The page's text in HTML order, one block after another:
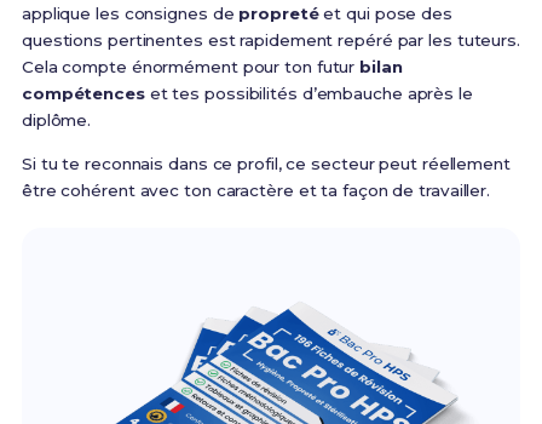
applique les consignes de propretéet qui pose des
questions pertinentes est rapidement repéré par les tuteurs.
Cela compte énormément pour ton futur bilan
compétenceset tes possibilités d’embauche après le
diplôme.
Si tu te reconnais dans ce profil, ce secteur peut réellement
être cohérent avec ton caractère et ta façon de travailler.